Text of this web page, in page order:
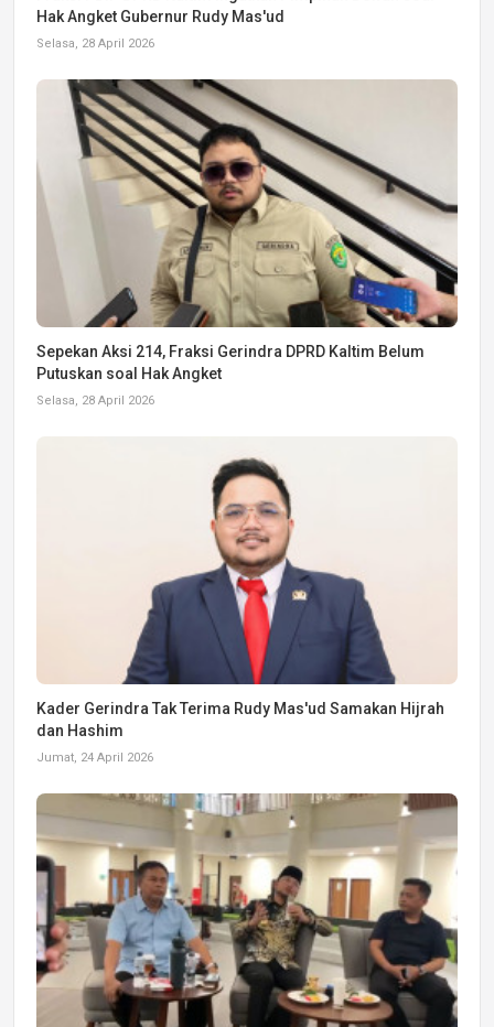
Hak Angket Gubernur Rudy Mas'ud
Selasa, 28 April 2026
Sepekan Aksi 214, Fraksi Gerindra DPRD Kaltim Belum
Putuskan soal Hak Angket
Selasa, 28 April 2026
Kader Gerindra Tak Terima Rudy Mas'ud Samakan Hijrah
dan Hashim
Jumat, 24 April 2026